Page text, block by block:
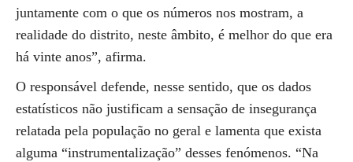
juntamente com o que os números nos mostram, a
realidade do distrito, neste âmbito, é melhor do que era
há vinte anos”, afirma.
O responsável defende, nesse sentido, que os dados
estatísticos não justificam a sensação de insegurança
relatada pela população no geral e lamenta que exista
alguma “instrumentalização” desses fenómenos. “Na